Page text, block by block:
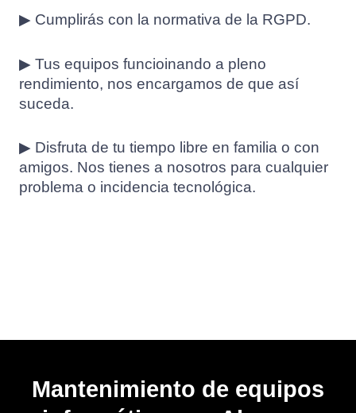
▶ Cumplirás con la normativa de la RGPD.
▶ Tus equipos funcioinando a pleno
rendimiento, nos encargamos de que así
suceda.
▶ Disfruta de tu tiempo libre en familia o con
amigos. Nos tienes a nosotros para cualquier
problema o incidencia tecnológica.
Mantenimiento de equipos